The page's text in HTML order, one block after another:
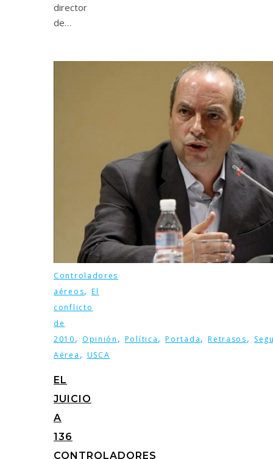
director
de…
Controladores
aéreos,El
conflicto
de
2010, Opinión , Política,Portada,Retrasos,
Aérea , USCA
EL
JUICIO
A
136
CONTROLADORES